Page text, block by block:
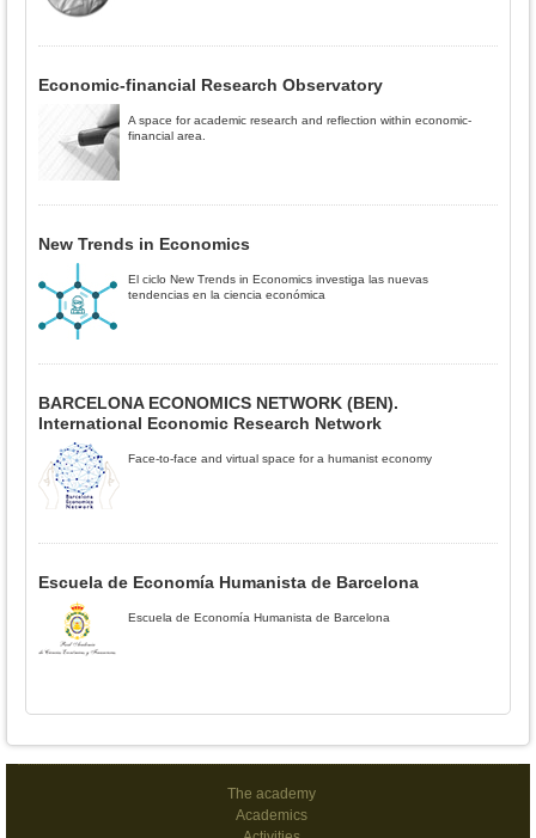
Economic-financial Research Observatory
A space for academic research and reflection within economic-
financial area.
New Trends in Economics
El ciclo New Trends in Economics investiga las nuevas
tendencias en la ciencia económica
BARCELONA ECONOMICS NETWORK (BEN).
International Economic Research Network
Face-to-face and virtual space for a humanist economy
Escuela de Economía Humanista de Barcelona
Escuela de Economía Humanista de Barcelona
The academy
Academics